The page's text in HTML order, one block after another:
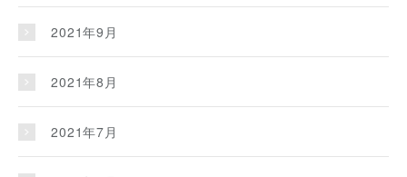
2021年9月
2021年8月
2021年7月